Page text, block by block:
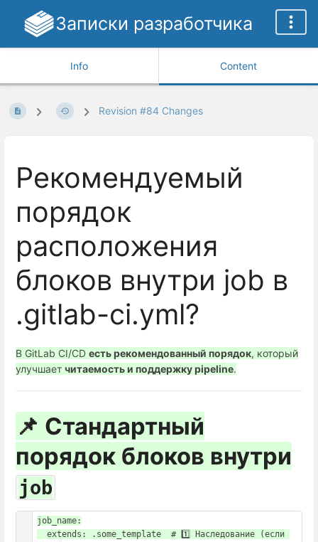
Записки разработчика
Info Content
Revision #84 Changes
Рекомендуемый
порядок
расположения
блоков внутри job в
.gitlab-ci.yml?
В GitLab CI/CD есть рекомендованный порядок, который
улучшает читаемость и поддержку pipeline.
📌 Стандартный
порядок блоков внутри
job
job_name: